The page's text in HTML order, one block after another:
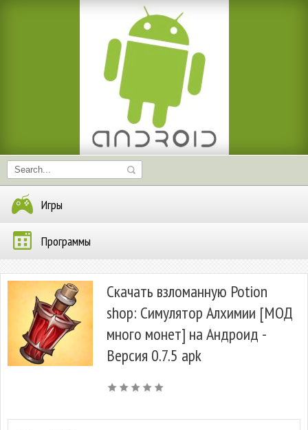
Игры
Программы
Скачать взломанную Potion
shop: Симулятор Алхимии [МОД
много монет] на Андроид -
Версия 0.7.5 apk